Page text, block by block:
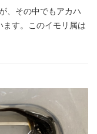
、その中でもアカハ
す。このイモリ属は